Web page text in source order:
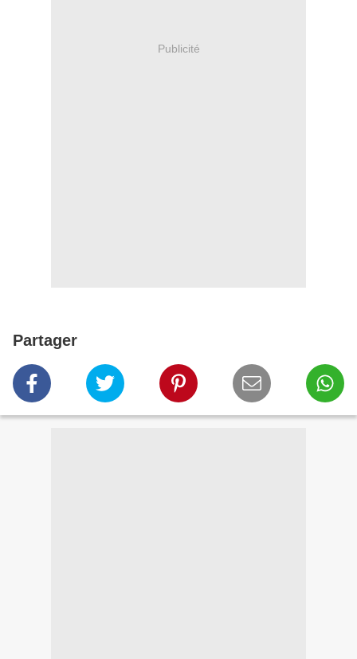
Publicité
Partager